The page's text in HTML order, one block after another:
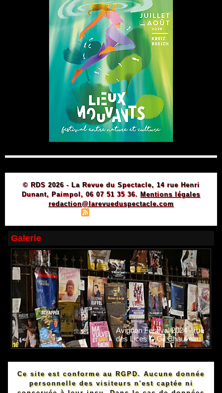
© RDS 2026 - La Revue du Spectacle, 14 rue Henri
Dunant, Paimpol, 06 07 51 35 36. Mentions légales
redaction@larevueduspectacle.com
Galerie
Avignon Festival 2024 - rue
des Lices © Gil Chauveau.
Ce site est conforme au RGPD. Aucune donnée
personnelle des visiteurs n'est captée ni